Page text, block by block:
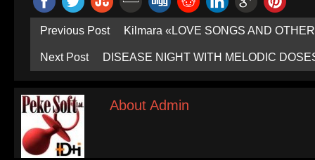
Previous Post Kilmara «LOVE SONGS AND
Next Post DISEASE NIGHT WITH MELODIC
About Admin